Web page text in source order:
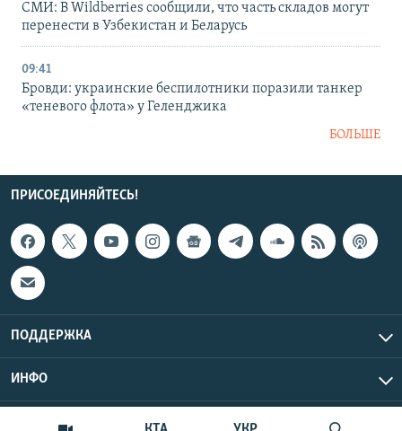
СМИ: В Wildberries сообщили, что часть складов могут
перенести в Узбекистан и Беларусь
09:41
Бровди: украинские беспилотники поразили танкер
«теневого флота» у Геленджика
БОЛЬШЕ
ПРИСОЕДИНЯЙТЕСЬ!
ПОДДЕРЖКА
ИНФО
Copyright Крым.Реалии, 2026 | Все права защищены.
UTC+3